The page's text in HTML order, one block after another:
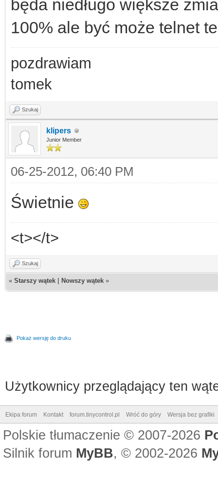
będa niedługo większe
100% ale być może telnet
pozdrawiam
tomek
Szukaj
klipers
Junior Member
06-25-2012, 06:40 PM
Świetnie
<t></t>
Szukaj
« Starszy wątek Nowszy wątek »
Pokaż wersję do druku
Użytkownicy przeglądający ten
Ekipa forum Kontakt forum.tinycontrol.pl Wróć do góry Wersja bez grafiki
Polskie tłumaczenie © 2007-2026
Silnik forum MyBB, © 2002-2026